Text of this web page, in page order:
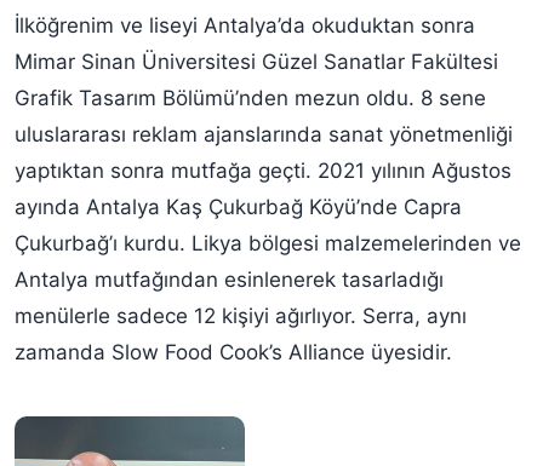
İlköğrenim ve liseyi Antalya’da okuduktan sonra
Mimar Sinan Üniversitesi Güzel Sanatlar Fakültesi
Grafik Tasarım Bölümü’nden mezun oldu. 8 sene
uluslararası reklam ajanslarında sanat yönetmenliği
yaptıktan sonra mutfağa geçti. 2021 yılının Ağustos
ayında Antalya Kaş Çukurbağ Köyü’nde Capra
Çukurbağ’ı kurdu. Likya bölgesi malzemelerinden ve
Antalya mutfağından esinlenerek tasarladığı
menülerle sadece 12 kişiyi ağırlıyor. Serra, aynı
zamanda Slow Food Cook’s Alliance üyesidir.